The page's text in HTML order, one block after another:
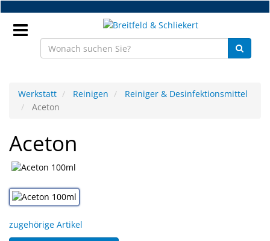
Zum
Hauptinhalt
springen
DE
NEU
Werkstatt
Handelsware
Werkstatt Reinigen
Reiniger & Desinfektionsmittel
Aceton
Aceton
zugehörige Artikel